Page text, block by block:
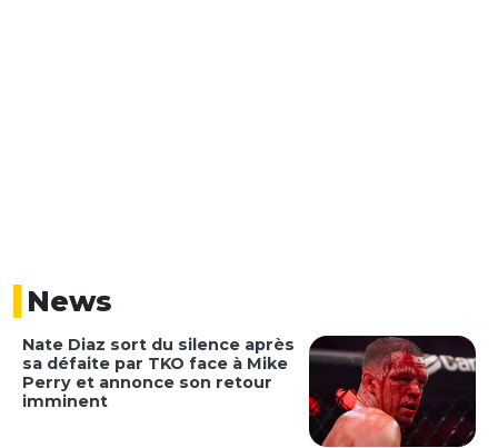
News
Nate Diaz sort du silence après
sa défaite par TKO face à Mike
Perry et annonce son retour
imminent